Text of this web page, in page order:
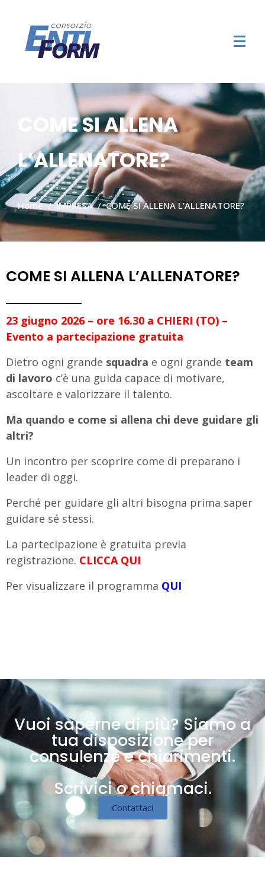
COME SI ALLENA
L’ALLENATORE?
Home IMPRESA COME SI ALLENA L’ALLENATORE?
COME SI ALLENA L’ALLENATORE?
23 giugno 2026 – ore 16.30 a CHIERI (TO) –
Evento a partecipazione gratuita
Dietro ogni grande squadra e ogni grande team
di lavoro c’è una guida capace di motivare,
ascoltare e valorizzare il talento.
Ma quando e come si allena chi deve guidare gli
altri?
Un incontro per scoprire come di preparano i
leader di oggi.
Perché per guidare gli altri bisogna prima saper
guidare sé stessi.
La partecipazione è gratuita previa
registrazione. CLICCA QUI
Per visualizzare il programma QUI
Vuoi saperne di più? Siamo a
tua disposizione per
consulenze e chiarimenti.
Scrivici o chiamaci.
Contattaci